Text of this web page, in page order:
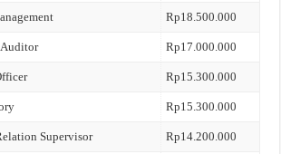
Rp18.500.000
Rp17.000.000
Rp15.300.000
Rp15.300.000
Supervisor Rp14.200.000